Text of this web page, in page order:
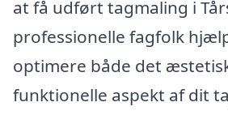
at få udført tagmaling i
professionelle fagfolk
optimere både det
funktionelle aspekt af dit